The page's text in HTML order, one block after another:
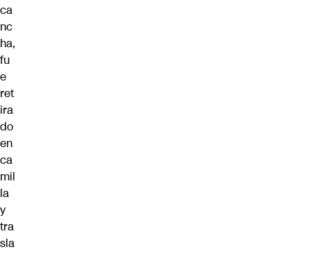
ca
nc
ha,
fu
e
ret
ira
do
en
ca
mil
la
y
tra
sla